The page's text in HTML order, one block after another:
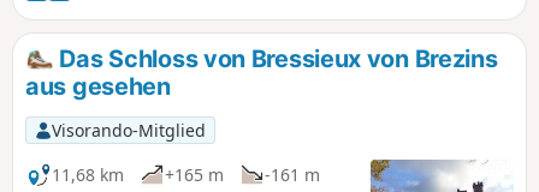
Das Schloss von Bressieux von Brezins
aus gesehen
Visorando-Mitglied
11,68 km
+165 m
-161 m